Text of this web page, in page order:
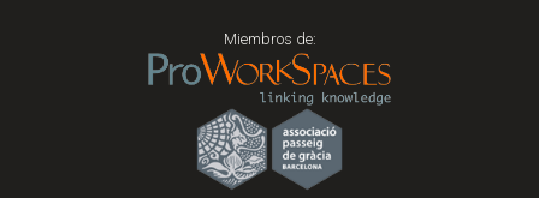
Miembros de: